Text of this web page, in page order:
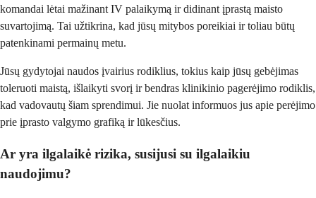
komandai lėtai mažinant IV palaikymą ir didinant įprastą maisto
suvartojimą. Tai užtikrina, kad jūsų mitybos poreikiai ir toliau būtų
patenkinami permainų metu.
Jūsų gydytojai naudos įvairius rodiklius, tokius kaip jūsų gebėjimas
toleruoti maistą, išlaikyti svorį ir bendras klinikinio pagerėjimo rodiklis,
kad vadovautų šiam sprendimui. Jie nuolat informuos jus apie perėjimo
prie įprasto valgymo grafiką ir lūkesčius.
Ar yra ilgalaikė rizika, susijusi su ilgalaikiu
naudojimu?